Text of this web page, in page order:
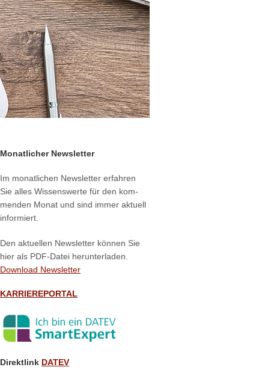
Monatlicher Newsletter
Im monat­li­chen News­let­ter erfah­ren
Sie alles Wis­sens­wer­te für den kom­
men­den Monat und sind immer aktu­ell
informiert.
Den aktu­el­len News­let­ter kön­nen Sie
hier als PDF-Datei herunterladen.
Down­load Newsletter
KARRIEREPORTAL
Direktlink DATEV